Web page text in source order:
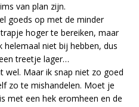
van plan zijn.
goeds op met de minder
hoger te bereiken, maar
niet bij hebben, dus
treetje lager…
wel. Maar ik snap niet zo goed
zo te mishandelen. Moet je
met een hek eromheen en de